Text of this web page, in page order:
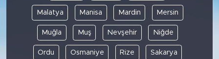
Malatya Manisa Mardin Mersin
Muğla Muş Nevşehir Niğde
Ordu Osmaniye Rize Sakarya